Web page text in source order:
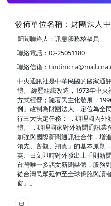
發佈單位名稱：財團法人
新聞聯絡人：訊息服務核稿員
聯絡電話：02-25051180
聯絡信箱：
中央通訊社是中華民國的國家通
體。 經歷組織改造，1973年中
方式經營；隨著民主化發展，
例」改制為財團法人，定位為全
行三大法定任務： ．辦理國內外
體。 ．辦理國家對外新聞通訊業
加強與國際新聞通訊社合作，增
領先、客觀、翔實」的基本原則
英、日文即時對外發出上千則新
台灣唯一多語文新聞媒體，服務
從台灣民眾延伸至全球僑胞與讀
窗」。